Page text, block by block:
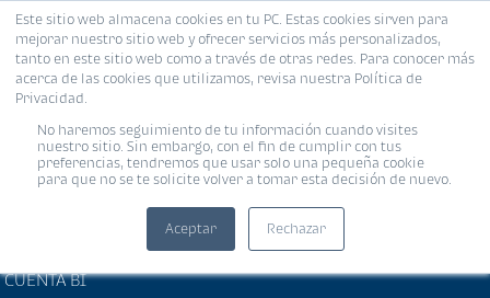
Este sitio web almacena cookies en tu PC. Estas cookies sirven para
mejorar nuestro sitio web y ofrecer servicios más personalizados,
tanto en este sitio web como a través de otras redes. Para conocer más
acerca de las cookies que utilizamos, revisa nuestra Política de
Privacidad.
No haremos seguimiento de tu información cuando visites
nuestro sitio. Sin embargo, con el fin de cumplir con tus
preferencias, tendremos que usar solo una pequeña cookie
para que no se te solicite volver a tomar esta decisión de nuevo.
Aceptar Rechazar
MENÚ
CUENTA BI